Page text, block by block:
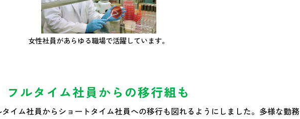
女性社員があらゆる職場で活躍しています。
フルタイム社員からの移行組も
イム社員からショートタイム社員への移行も図れるようにしました。多様な勤務